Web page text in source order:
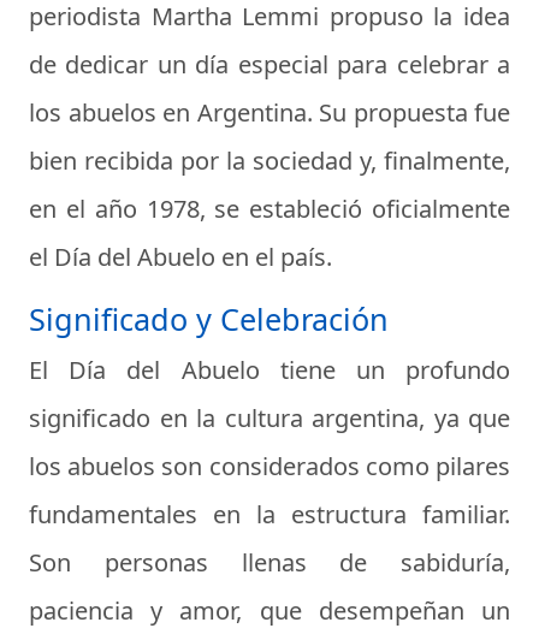
periodista Martha Lemmi propuso la idea
de dedicar un día especial para celebrar a
los abuelos en Argentina. Su propuesta fue
bien recibida por la sociedad y, finalmente,
en el año 1978, se estableció oficialmente
el Día del Abuelo en el país.
Significado y Celebración
El Día del Abuelo tiene un profundo
significado en la cultura argentina, ya que
los abuelos son considerados como pilares
fundamentales en la estructura familiar.
Son personas llenas de sabiduría,
paciencia y amor, que desempeñan un